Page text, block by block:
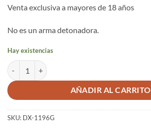
Venta exclusiva a mayores de 18 años
No es un arma detonadora.
Hay existencias
Pistola de chispa, Inglaterra S.XVIII cantidad
AÑADIR AL CARRITO
SKU: DX-1196G